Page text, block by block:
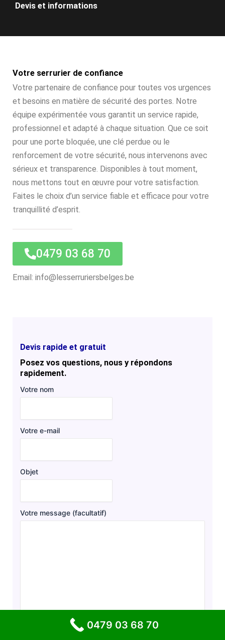
Devis et informations
Votre serrurier de confiance
Votre partenaire de confiance pour toutes vos urgences
et besoins en matière de sécurité des portes. Notre
équipe expérimentée vous garantit un service rapide,
professionnel et adapté à chaque situation. Que ce soit
pour une porte bloquée, une clé perdue ou le
renforcement de votre sécurité, nous intervenons avec
sérieux et transparence. Disponibles à tout moment,
nous mettons tout en œuvre pour votre satisfaction.
Faites le choix d’un service fiable et efficace pour votre
tranquillité d’esprit.
0479 03 68 70
Email: info@lesserruriersbelges.be
Devis rapide et gratuit
Posez vos questions, nous y répondons
rapidement.
Votre nom
Votre e-mail
Objet
Votre message (facultatif)
0479 03 68 70